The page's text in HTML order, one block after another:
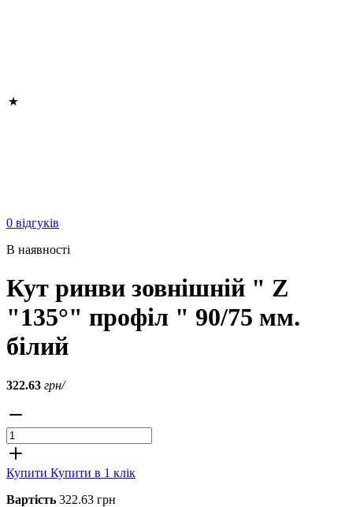
0 відгуків
В наявності
Кут ринви зовнішній " Z
"135°" профіл " 90/75 мм.
білий
322.63 грн/
Купити Купити в 1 клік
Вартість 322.63 грн